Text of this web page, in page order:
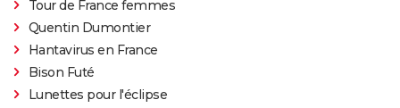
Tour de France femmes
Quentin Dumontier
Hantavirus en France
Bison Futé
Lunettes pour l'éclipse